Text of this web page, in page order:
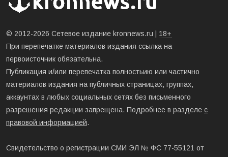
© 2012-2026 Сетевое издание kronnews.ru | 18+
При перепечатке материалов издания ссылка на
первоисточник обязательна.
Публикация и/или перепечатка полностьию или частично
материалов издания на публичных страницах, группах,
аккаунтах в любых социальных сетях без письменного
разрешения редакции запрещена. Подробнее в разделе с
правовой информацией.
Свидетельство о регистрации СМИ ЭЛ № ФС 77-55121 от